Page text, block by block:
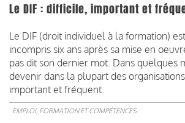
Le DIF : difficile, important et
Le DIF (droit individuel à la formation)
incompris six ans après sa mise en
pas dit son dernier mot. Dans quelques
devenir dans la plupart des
important et fréquent.
EMPLOI, FORMATION ET COMPÉTENCES